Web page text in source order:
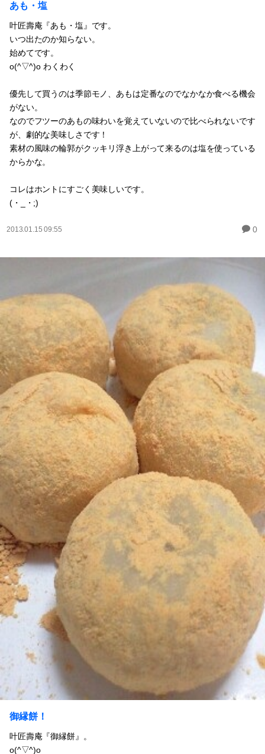
あも・塩
叶匠壽庵『あも・塩』です。
いつ出たのか知らない。
始めてです。
o(^▽^)o わくわく
優先して買うのは季節モノ、あもは定番なのでなかなか食べる機会
がない。
なのでフツーのあもの味わいを覚えていないので比べられないです
が、劇的な美味しさです！
素材の風味の輪郭がクッキリ浮き上がって来るのは塩を使っている
からかな。
コレはホントにすごく美味しいです。
(・_・;)
2013.01.15 09:55 0
御縁餅！
叶匠壽庵『御縁餅』。
o(^▽^)o